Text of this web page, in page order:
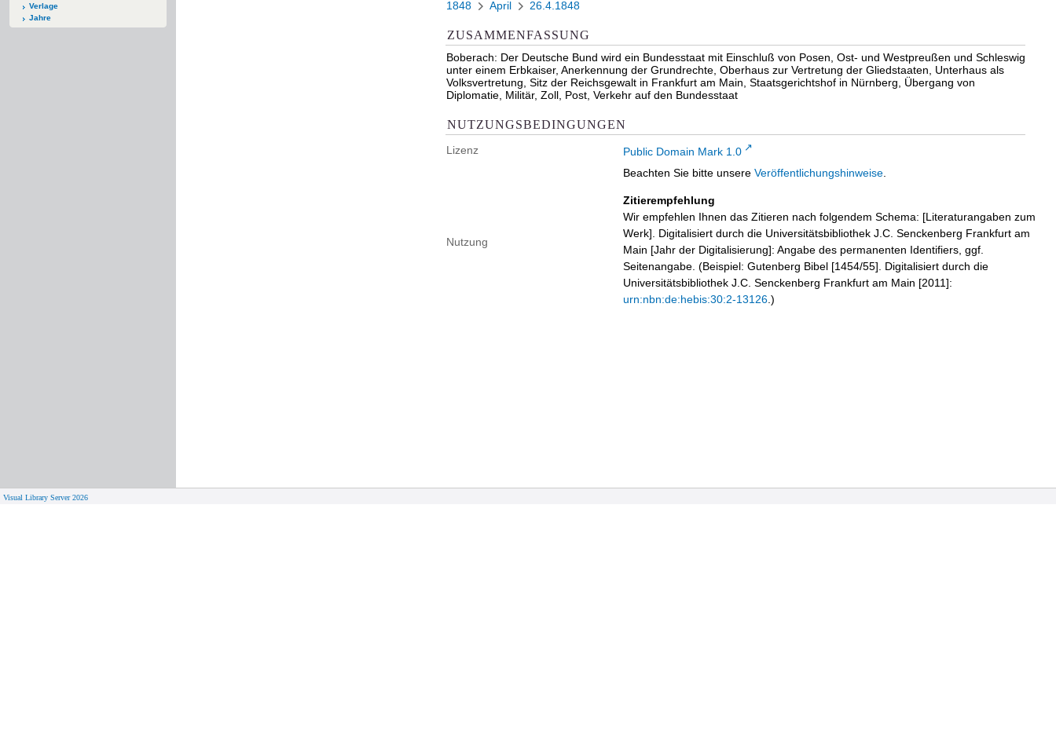
Verlage
Jahre
1848 April 26.4.1848
ZUSAMMENFASSUNG
Boberach: Der Deutsche Bund wird ein Bundesstaat mit Einschluß von Posen, Ost- und Westpreußen und Schleswig
unter einem Erbkaiser, Anerkennung der Grundrechte, Oberhaus zur Vertretung der Gliedstaaten, Unterhaus als
Volksvertretung, Sitz der Reichsgewalt in Frankfurt am Main, Staatsgerichtshof in Nürnberg, Übergang von
Diplomatie, Militär, Zoll, Post, Verkehr auf den Bundesstaat
NUTZUNGSBEDINGUNGEN
Lizenz Public Domain Mark 1.0
Nutzung
Beachten Sie bitte unsere Veröffentlichungshinweise
Zitierempfehlung
Wir empfehlen Ihnen das Zitieren nach folgendem Schema: [Literaturangaben zum
Werk]. Digitalisiert durch die Universitätsbibliothek J.C. Senckenberg Frankfurt am
Main [Jahr der Digitalisierung]: Angabe des permanenten Identifiers, ggf.
Seitenangabe. (Beispiel: Gutenberg Bibel [1454/55]. Digitalisiert durch die
Universitätsbibliothek J.C. Senckenberg Frankfurt am Main [2011]:
urn:nbn:de:hebis:30:2-13126 .)
Visual Library Server 2026